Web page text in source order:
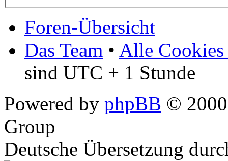
Foren-Übersicht
Das Team • Alle Cookies
sind UTC + 1 Stunde
Powered by phpBB ©
Group
Deutsche Übersetzung